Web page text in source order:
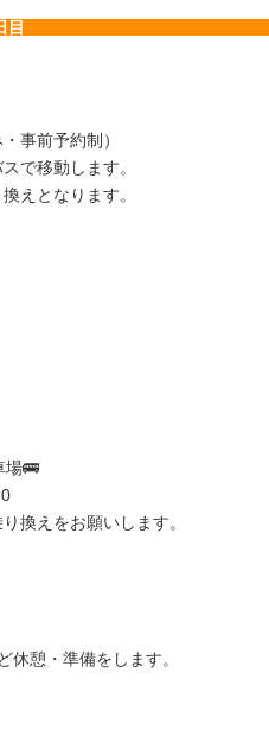
目
事前予約制）
で移動します。
えとなります。
場🚌
換えをお願いします。
休憩・準備をします。